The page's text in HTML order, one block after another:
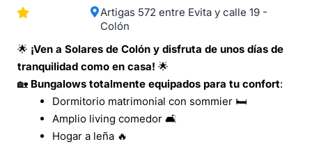
Artigas 572 entre Evita y calle 19 -
Colón
🌟 ¡Ven a Solares de Colón y disfruta de unos días de
tranquilidad como en casa! 🌟
🏡 Bungalows totalmente equipados para tu confort:
Dormitorio matrimonial con sommier 🛏️
Amplio living comedor 🛋️
Hogar a leña 🔥